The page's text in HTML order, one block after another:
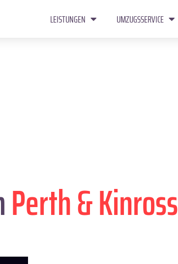
LEISTUNGEN UMZUGSSERVICE
Perth & Kinross